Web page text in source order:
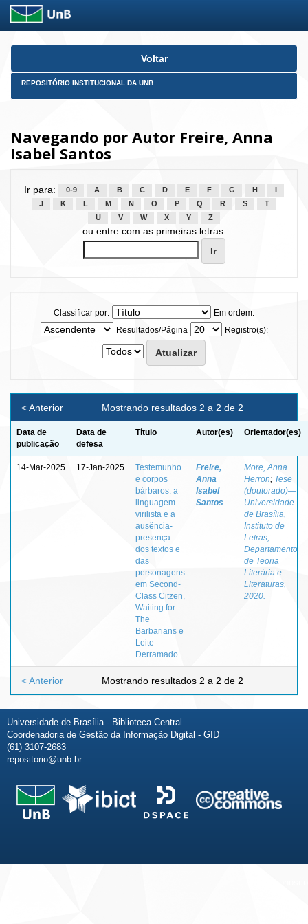
Skip
Voltar
REPOSITÓRIO INSTITUCIONAL DA UNB
Navegando por Autor Freire, Anna
Isabel Santos
Ir para: 0-9 A B C D E F G H
J
K L M N O P Q R S
T
U
V W X Y Z
ou entre com as primeiras letras:
Classificar por:
Em ordem:
Resultados/Página
Registro(s):
Mostrando resultados 2 a 2 de 2
< Anterior
Data de
publicação
Data de
defesa
Título Autor(es) Orientador(es)
14-Mar-2025 17-Jan-2025
Testemunho
e corpos
bárbaros: a
linguagem
virilista e a
ausência-
presença
dos textos e
das
personagens
em Second-
Class Citzen,
Waiting for
The
Barbarians e
Leite
Derramado
Freire,
Anna
Isabel
Santos
More, Anna
Herron; Tese
(doutorado)—
Universidade
de Brasília,
Instituto de
Letras,
Departamento
de Teoria
Literária e
Literaturas,
2020.
Mostrando resultados 2 a 2 de 2
< Anterior
Universidade de Brasília - Biblioteca Central
Coordenadoria de Gestão da Informação Digital - GID
(61) 3107-2683
repositorio@unb.br